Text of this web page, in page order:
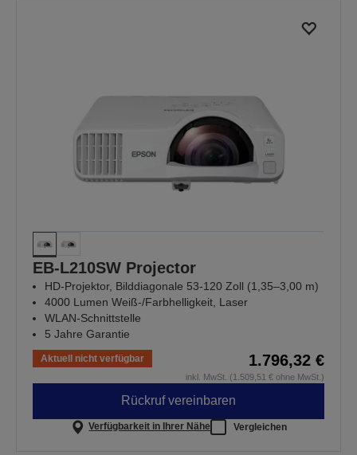
EB-L210SW Projector
HD-Projektor, Bilddiagonale 53-120 Zoll (1,35–3,00 m)
4000 Lumen Weiß-/Farbhelligkeit, Laser
WLAN-Schnittstelle
5 Jahre Garantie
Aktuell nicht verfügbar 1.796,32 €
inkl. MwSt. (1.509,51 € ohne MwSt.)
Rückruf vereinbaren
Verfügbarkeit in Ihrer Nähe Vergleichen